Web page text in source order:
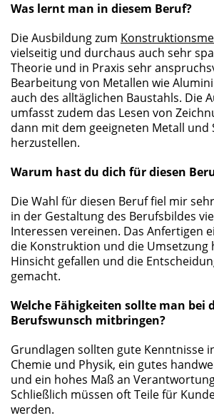
Was lernt man in diesem Beruf?
Die Ausbildung zum
vielseitig und durchaus auch sehr
Theorie und in Praxis sehr
Bearbeitung von Metallen wie
auch des alltäglichen Baustahls. Die
umfasst zudem das Lesen von
dann mit dem geeigneten Metall und
herzustellen.
Warum hast du dich für diesen
Die Wahl für diesen Beruf fiel mir
in der Gestaltung des Berufsbildes
Interessen vereinen. Das Anfertigen
die Konstruktion und die Umsetzung
Hinsicht gefallen und die
gemacht.
Welche Fähigkeiten sollte man bei
Berufswunsch mitbringen?
Grundlagen sollten gute Kenntnisse
Chemie und Physik, ein gutes
und ein hohes Maß an
Schließlich müssen oft Teile für
werden.